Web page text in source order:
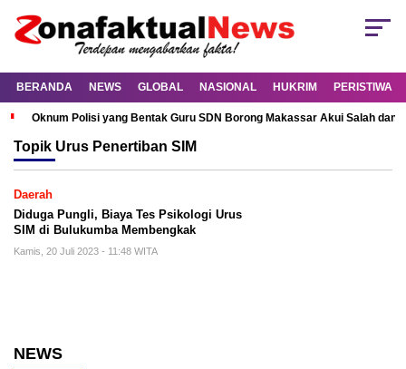
BERANDA NEWS GLOBAL NASIONAL HUKRIM PERISTIWA
Oknum Polisi yang Bentak Guru SDN Borong Makassar Akui Salah dan
Topik Urus Penertiban SIM
Daerah
Diduga Pungli, Biaya Tes Psikologi Urus
SIM di Bulukumba Membengkak
Kamis, 20 Juli 2023 - 11:48 WITA
NEWS